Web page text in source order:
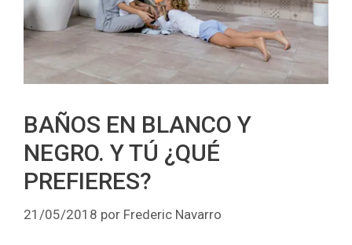
BAÑOS EN BLANCO Y
NEGRO. Y TÚ ¿QUÉ
PREFIERES?
21/05/2018 por Frederic Navarro